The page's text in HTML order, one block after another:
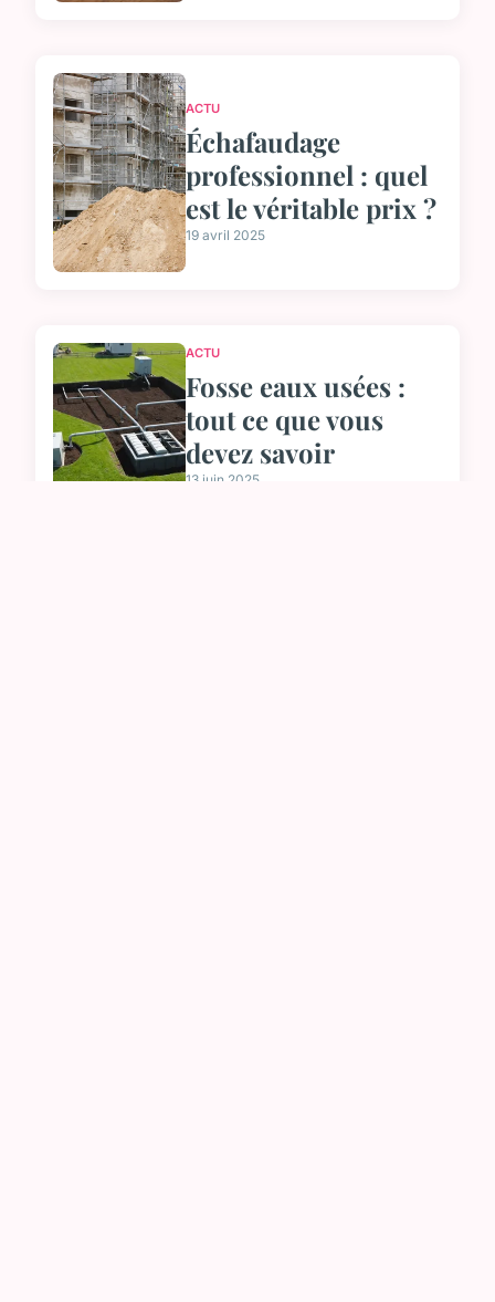
ACTU
Échafaudage
professionnel : quel
est le véritable prix ?
19 avril 2025
ACTU
Fosse eaux usées :
tout ce que vous
devez savoir
13 juin 2025